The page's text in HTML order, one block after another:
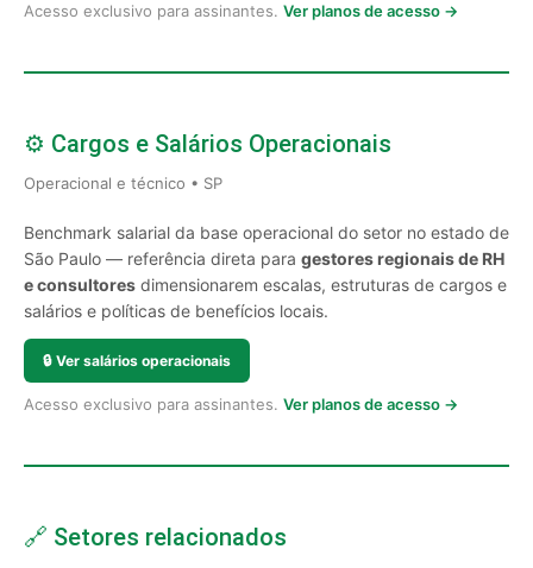
Acesso exclusivo para assinantes. Ver planos de acesso →
⚙️ Cargos e Salários Operacionais
Operacional e técnico • SP
Benchmark salarial da base operacional do setor no estado de
São Paulo — referência direta para gestores regionais de RH
e consultores dimensionarem escalas, estruturas de cargos e
salários e políticas de benefícios locais.
🔒 Ver salários operacionais
Acesso exclusivo para assinantes. Ver planos de acesso →
🔗 Setores relacionados